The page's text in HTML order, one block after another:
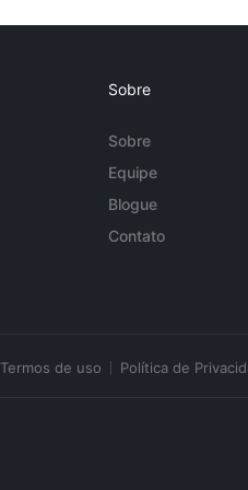
Sobre
Sobre
Equipe
Blogue
Contato
Termos de uso Política de